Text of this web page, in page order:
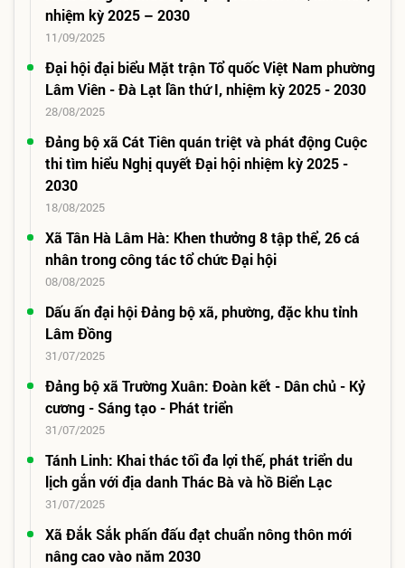
nhiệm kỳ 2025 – 2030
11/09/2025
Đại hội đại biểu Mặt trận Tổ quốc Việt Nam phường
Lâm Viên - Đà Lạt lần thứ I, nhiệm kỳ 2025 - 2030
28/08/2025
Đảng bộ xã Cát Tiên quán triệt và phát động Cuộc
thi tìm hiểu Nghị quyết Đại hội nhiệm kỳ 2025 -
2030
18/08/2025
Xã Tân Hà Lâm Hà: Khen thưởng 8 tập thể, 26 cá
nhân trong công tác tổ chức Đại hội
08/08/2025
Dấu ấn đại hội Đảng bộ xã, phường, đặc khu tỉnh
Lâm Đồng
31/07/2025
Đảng bộ xã Trường Xuân: Đoàn kết - Dân chủ - Kỷ
cương - Sáng tạo - Phát triển
31/07/2025
Tánh Linh: Khai thác tối đa lợi thế, phát triển du
lịch gắn với địa danh Thác Bà và hồ Biển Lạc
31/07/2025
Xã Đắk Sắk phấn đấu đạt chuẩn nông thôn mới
nâng cao vào năm 2030